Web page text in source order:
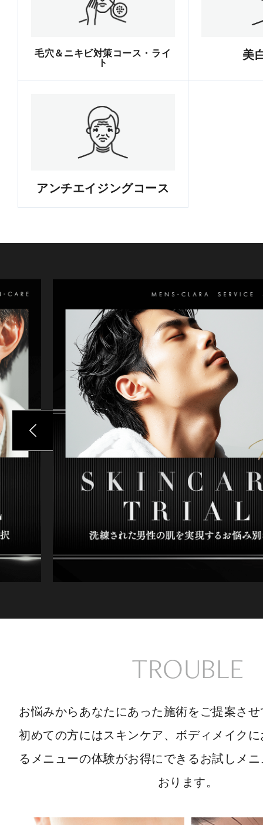
毛穴＆ニキビ対策コース・ライ
ト
美
アンチエイジングコース
TROUBLE
お悩みからあなたにあった施術をご提案さ
初めての方にはスキンケア、ボディメイク
るメニューの体験がお得にできるお試しメ
おります。